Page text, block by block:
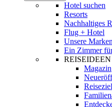
Hotel suchen
Resorts
Nachhaltiges
Flug + Hotel
Unsere Marken
Ein Zimmer
REISEIDEEN
Magazin